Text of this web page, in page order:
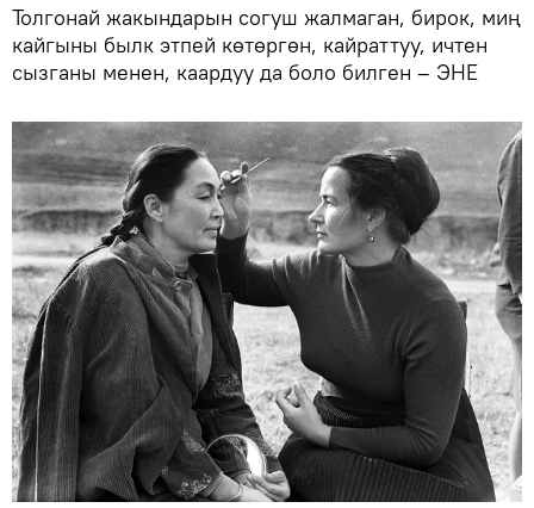
Толгонай жакындарын согуш жалмаган, бирок, миң
кайгыны былк этпей көтөргөн, кайраттуу, ичтен
сызганы менен, каардуу да боло билген – ЭНЕ